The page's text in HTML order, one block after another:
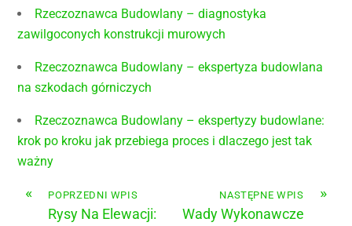
Rzeczoznawca Budowlany – diagnostyka
zawilgoconych konstrukcji murowych
Rzeczoznawca Budowlany – ekspertyza budowlana
na szkodach górniczych
Rzeczoznawca Budowlany – ekspertyzy budowlane:
krok po kroku jak przebiega proces i dlaczego jest tak
ważny
« POPRZEDNI WPIS
Rysy Na Elewacji:
»
NASTĘPNE WPIS
Wady Wykonawcze